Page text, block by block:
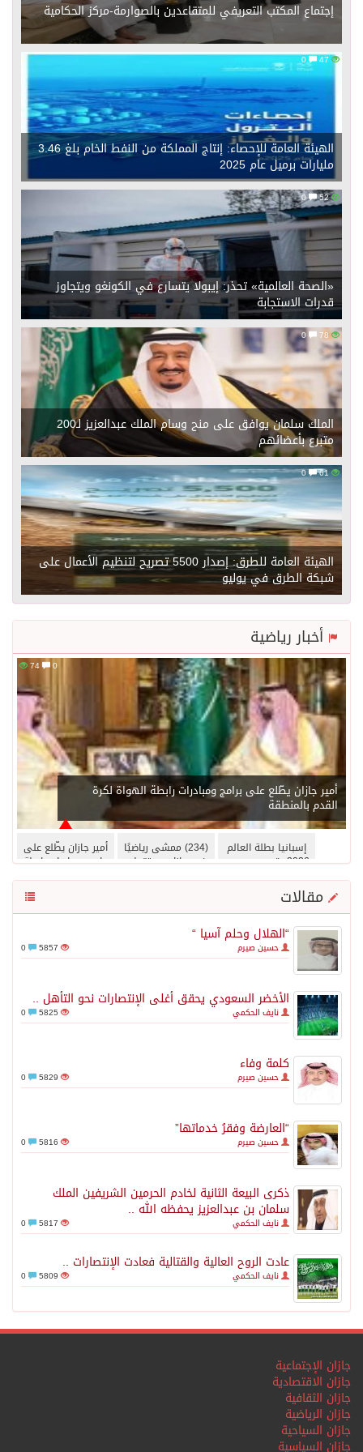
إجتماع المكتب التعريفي للمتقاعدين بالصوارمة-مركز الحكامية
47
0
الهيئة العامة للإحصاء: إنتاج المملكة من النفط الخام بلغ 3.46
مليارات برميل عام 2025
52
0
«الصحة العالمية» تحذر: إيبولا يتسارع في الكونغو ويتجاوز
قدرات الاستجابة
78
الملك سلمان يوافق على منح وسام الملك عبدالعزيز لـ200
متبرع بأعضائهم
61
0
الهيئة العامة للطرق: إصدار 5500 تصريح لتنظيم الأعمال على
شبكة الطرق في يوليو
أخبار رياضية
74 0
أمير جازان يطّلع على برامج ومبادرات رابطة الهواة لكرة
القدم بالمنطقة
أمير جازان يطّلع على
برامج ومبادرات رابطة
الهواة لكرة القدم
(234) ممشى رياضيًا
في جازان يستقطب
الأهالي والزوار خلال
إسبانيا بطلة العالم
2026.. توريس يحسم
النهائي ويُسقط
الأرجنتين في الوقت
الإضافيمقالات
“الهلال وحلم آسيا “
حسين صيرم 5857
الأخضر السعودي يحقق أغلى الإنتصارات نحو التأهل ..
نايف الحكمي 5825
كلمة وفاء
حسين صيرم 5829
“العارضة وفقرُ خدماتها”
حسين صيرم 5816
ذكرى البيعة الثانية لخادم الحرمين الشريفين الملك
سلمان بن عبدالعزيز يحفظه الله ..
نايف الحكمي 5817
عادت الروح العالية والقتالية فعادت الإنتصارات ..
نايف الحكمي 5809
جازان الإجتماعية
جازان الاقتصادية
جازان الثقافية
جازان الرياضية
جازان السياحية
جازان السياسية